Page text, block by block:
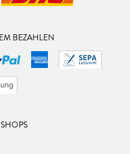
BEZAHLEN